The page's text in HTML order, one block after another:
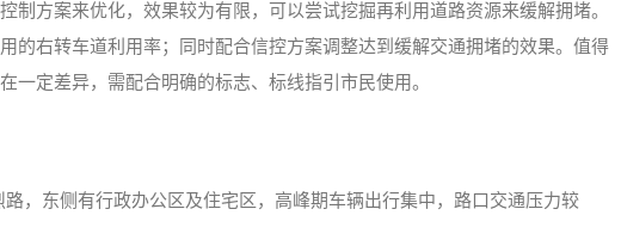
制方案来优化，效果较为有限，可以尝试挖掘再利用道路资源来缓解拥堵。
的右转车道利用率；同时配合信控方案调整达到缓解交通拥堵的效果。值得
一定差异，需配合明确的标志、标线指引市民使用。
，东侧有行政办公区及住宅区，高峰期车辆出行集中，路口交通压力较